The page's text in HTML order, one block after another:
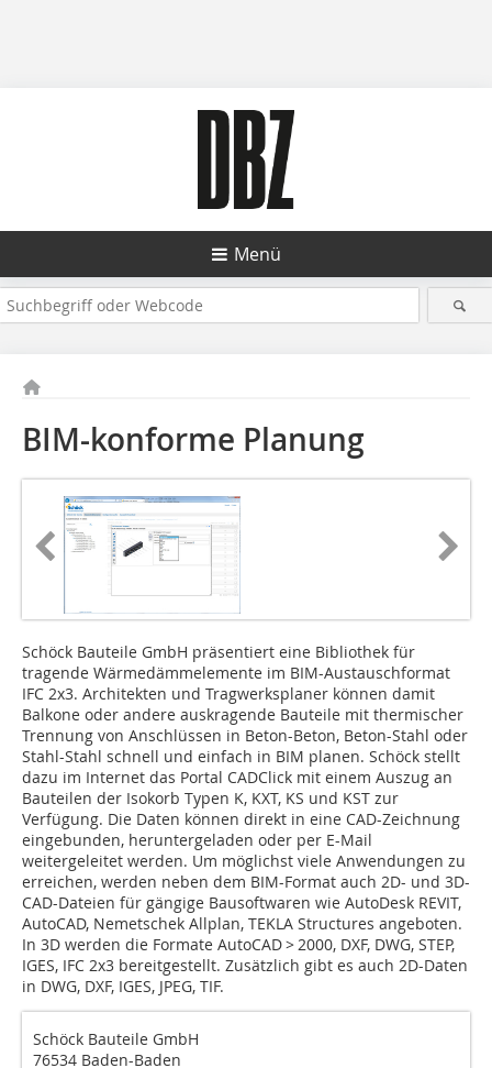
Menü
BIM-konforme Planung
Schöck Bauteile GmbH präsentiert eine Bibliothek für
tragende Wärmedämmelemente im BIM-Austauschformat
IFC 2x3. Architekten und Tragwerksplaner können damit
Balkone oder andere auskragende Bauteile mit thermischer
Trennung von Anschlüssen in Beton-Beton, Beton-Stahl oder
Stahl-Stahl schnell und einfach in BIM planen. Schöck stellt
dazu im Internet das Portal CADClick mit einem Auszug an
Bauteilen der Isokorb Typen K, KXT, KS und KST zur
Verfügung. Die Daten können direkt in eine CAD-Zeichnung
eingebunden, heruntergeladen oder per E-Mail
weitergeleitet werden. Um möglichst viele Anwendungen zu
erreichen, werden neben dem BIM-Format auch 2D- und 3D-
CAD-Dateien für gängige Bausoftwaren wie AutoDesk REVIT,
AutoCAD, Nemetschek Allplan, TEKLA Structures angeboten.
In 3D werden die Formate AutoCAD > 2000, DXF, DWG, STEP,
IGES, IFC 2x3 bereitgestellt. Zusätzlich gibt es auch 2D-Daten
in DWG, DXF, IGES, JPEG, TIF.
Schöck Bauteile GmbH
76534 Baden-Baden